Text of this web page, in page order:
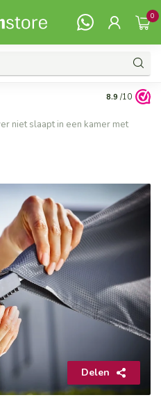
0
Vanaf 99,-
8.9 /10
niet slaapt in een kamer met
Delen